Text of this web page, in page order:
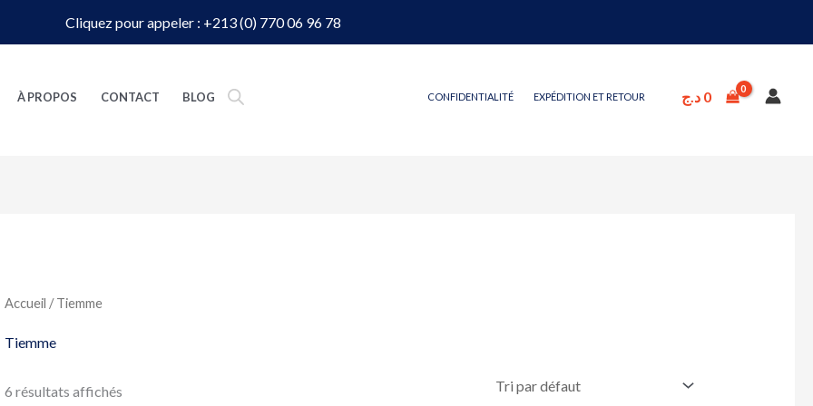
Cliquez pour appeler : +213 (0) 770 06 96 78
À PROPOS CONTACT BLOG CONFIDENTIALITÉ EXPÉDITION ET RETOUR 0 د.ج
Accueil / Tiemme
Tiemme
6 résultats affichés